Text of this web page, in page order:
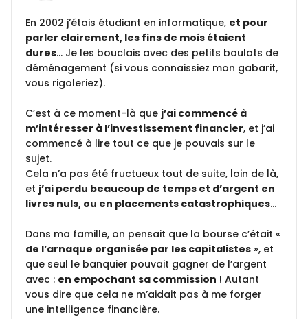
En 2002 j’étais étudiant en informatique, et pour
parler clairement, les fins de mois étaient
dures… Je les bouclais avec des petits boulots de
déménagement (si vous connaissiez mon gabarit,
vous rigoleriez).
C’est à ce moment-là que j’ai commencé à
m’intéresser à l’investissement financier, et j’ai
commencé à lire tout ce que je pouvais sur le
sujet.
Cela n’a pas été fructueux tout de suite, loin de là,
et j’ai perdu beaucoup de temps et d’argent en
livres nuls, ou en placements catastrophiques…
Dans ma famille, on pensait que la bourse c’était «
de l’arnaque organisée par les capitalistes », et
que seul le banquier pouvait gagner de l’argent
avec : en empochant sa commission ! Autant
vous dire que cela ne m’aidait pas à me forger
une intelligence financière.